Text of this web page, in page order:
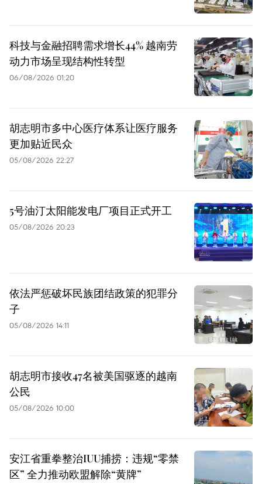
科技与金融招聘需求增长44% 越南劳
动力市场呈现结构性转型
06/08/2026 01:20
胡志明市多中心医疗体系让医疗服务
更加贴近民众
05/08/2026 22:27
5号油汀太阳能发电厂项目正式开工
05/08/2026 20:23
依法严惩破坏民族团结政策的犯罪分
子
05/08/2026 14:11
胡志明市接收47名被美国驱逐的越南
公民
05/08/2026 10:00
安江省重拳整治IUU捕捞：违规“零禁
区” 全力推动欧盟解除“黄牌”